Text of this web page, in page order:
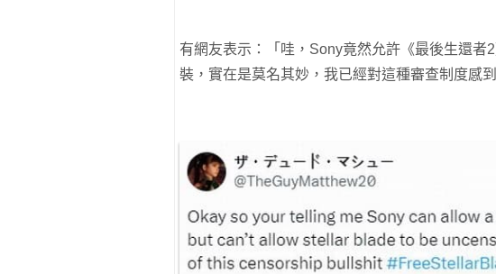
有網友表示：「哇，Sony竟然允許《最後生還者
裝，實在是莫名其妙，我已經對這種審查制度感到